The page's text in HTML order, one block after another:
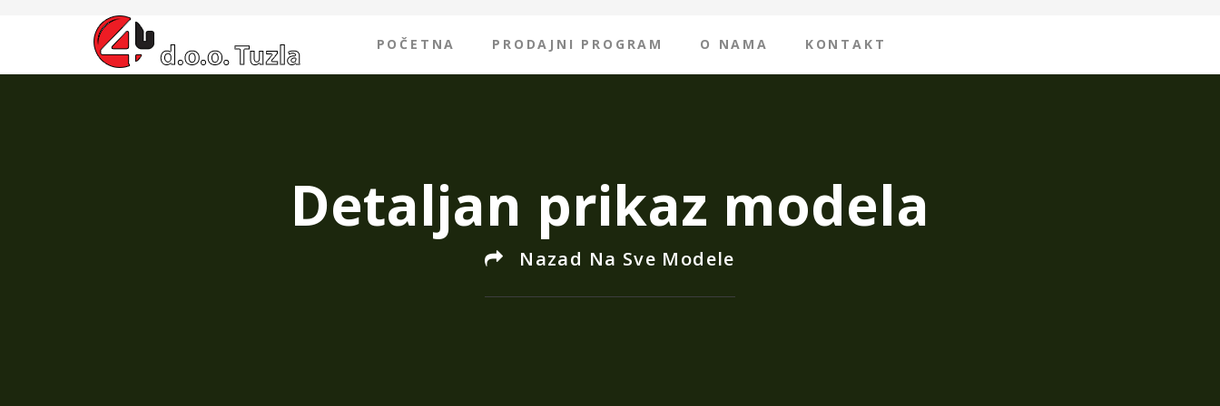
POČETNA PRODAJNI PROGRAM O NAMA KONTAKT
Detaljan prikaz modela
Nazad Na Sve Modele